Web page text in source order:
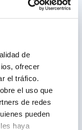
de
ofrecer
el tráfico.
el uso que
de redes
pueden
haya
a